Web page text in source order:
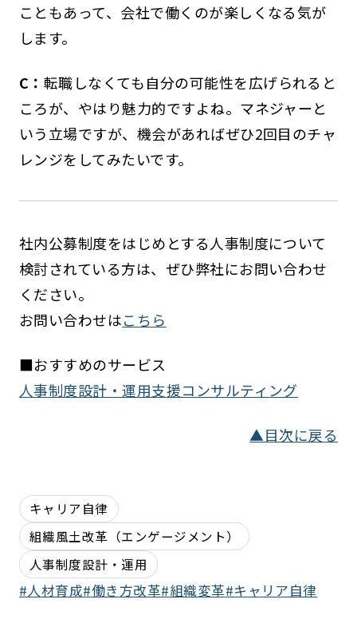
こともあって、会社で働くのが楽しくなる気が
します。
C： 転職しなくても自分の可能性を広げられると
ころが、やはり魅力的ですよね。マネジャーと
いう立場ですが、機会があればぜひ2回目のチャ
レンジをしてみたいです。
社内公募制度をはじめとする人事制度について
検討されている方は、ぜひ弊社にお問い合わせ
ください。
お問い合わせはこちら
■おすすめのサービス
人事制度設計・運用支援コンサルティング
▲目次に戻る
キャリア自律
組織風土改革（エンゲージメント）
人事制度設計・運用
人材育成 働き方改革 組織変革 キャリア自律